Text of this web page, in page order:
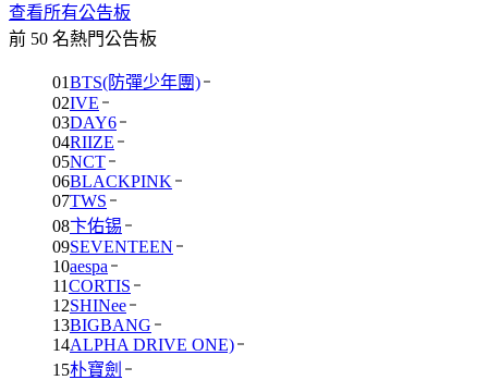
查看所有公告板
前 50 名熱門公告板
01BTS(防彈少年團)
02IVE
03DAY6
04RIIZE
05NCT
06BLACKPINK
07TWS
08卞佑锡
09SEVENTEEN
10aespa
11CORTIS
12SHINee
13BIGBANG
14ALPHA DRIVE ONE)
15朴寶劍